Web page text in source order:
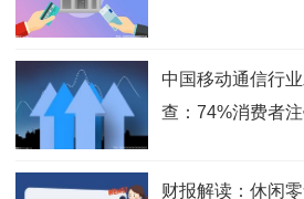
中国移动通信行
查：74%消费者
财报解读：休闲